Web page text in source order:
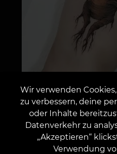
Wir verwenden
zu verbessern, deine
oder Inhalte
Datenverkehr zu
„Akzeptieren“
Verwendung